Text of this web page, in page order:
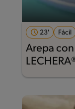
23' Fácil
Arepa con